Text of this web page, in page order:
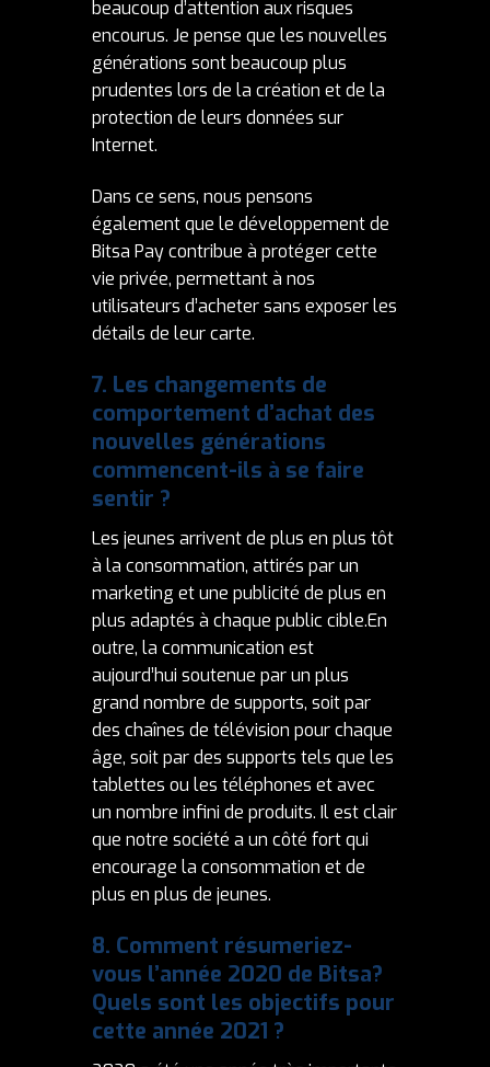
beaucoup d’attention aux risques
encourus. Je pense que les nouvelles
générations sont beaucoup plus
prudentes lors de la création et de la
protection de leurs données sur
Internet.
Dans ce sens, nous pensons
également que le développement de
Bitsa Pay contribue à protéger cette
vie privée, permettant à nos
utilisateurs d’acheter sans exposer les
détails de leur carte.
7. Les changements de
comportement d’achat des
nouvelles générations
commencent-ils à se faire
sentir ?
Les jeunes arrivent de plus en plus tôt
à la consommation, attirés par un
marketing et une publicité de plus en
plus adaptés à chaque public cible.En
outre, la communication est
aujourd’hui soutenue par un plus
grand nombre de supports, soit par
des chaînes de télévision pour chaque
âge, soit par des supports tels que les
tablettes ou les téléphones et avec
un nombre infini de produits. Il est clair
que notre société a un côté fort qui
encourage la consommation et de
plus en plus de jeunes.
8. Comment résumeriez-
vous l’année 2020 de Bitsa?
Quels sont les objectifs pour
cette année 2021 ?